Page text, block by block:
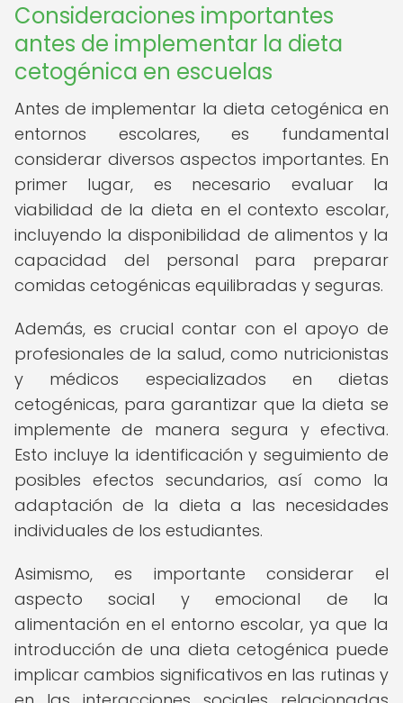
Consideraciones importantes
antes de implementar la dieta
cetogénica en escuelas
Antes de implementar la dieta cetogénica en
entornos escolares, es fundamental
considerar diversos aspectos importantes. En
primer lugar, es necesario evaluar la
viabilidad de la dieta en el contexto escolar,
incluyendo la disponibilidad de alimentos y la
capacidad del personal para preparar
comidas cetogénicas equilibradas y seguras.
Además, es crucial contar con el apoyo de
profesionales de la salud, como nutricionistas
y médicos especializados en dietas
cetogénicas, para garantizar que la dieta se
implemente de manera segura y efectiva.
Esto incluye la identificación y seguimiento de
posibles efectos secundarios, así como la
adaptación de la dieta a las necesidades
individuales de los estudiantes.
Asimismo, es importante considerar el
aspecto social y emocional de la
alimentación en el entorno escolar, ya que la
introducción de una dieta cetogénica puede
implicar cambios significativos en las rutinas y